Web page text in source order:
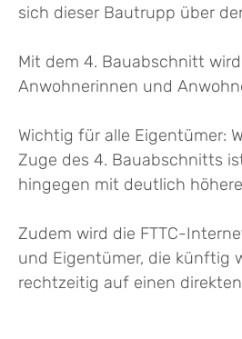
sich dieser Bautrupp über
Mit dem 4. Bauabschnitt
Anwohnerinnen und
Wichtig für alle Eigentümer:
Zuge des 4. Bauabschnitts
hingegen mit deutlich
Zudem wird die FTTC-
und Eigentümer, die künftig
rechtzeitig auf einen